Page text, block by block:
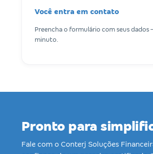
Você entra em contato
Preencha o formulário com seus dados
minuto.
Pronto para
Fale com o Conterj Soluções